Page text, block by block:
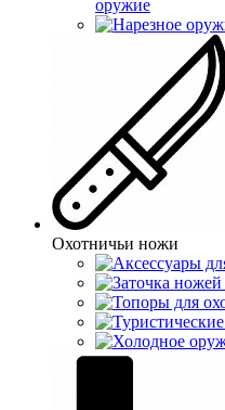
оружие
Охотничьи ножи